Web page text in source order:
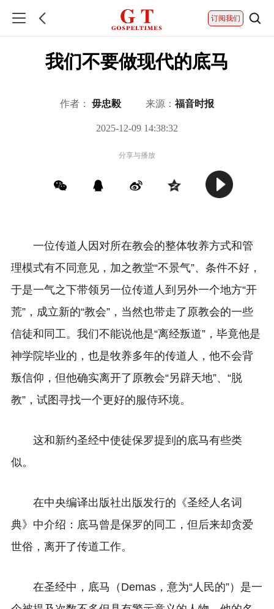
订阅我们
我们不要做现代的底马
作者： 毋忠毅 来源： 福音时报
2025-12-09 14:38:32
分享与播放
一位传道人因对所在教会的整体牧养方式和管
理模式有不同意见，加之教堂“不景气”、条件不好，
于是一气之下带领另一位传道人到另外一个地方“开
荒”，成立新的“教会”，当然也带走了原教会的一些
信徒和同工。我们不能说他是“离经叛道”，毕竟他是
神学院毕业的，也是牧养多年的传道人，他不会背
叛信仰，但他确实离开了原教会“另辟天地”、“脱
教”，试图寻找一个更好的服侍环境。
这和新约圣经中使徒保罗提到的底马有些类
似。
在中央编译出版社出版发行的《圣经人名词
典》中介绍：底马曾是保罗的同工，但后来却贪爱
世俗，离开了传道工作。
在圣经中，底马（Demas，意为“人民的”）是一